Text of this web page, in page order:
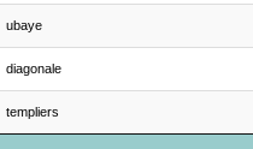
ubaye
diagonale
templiers